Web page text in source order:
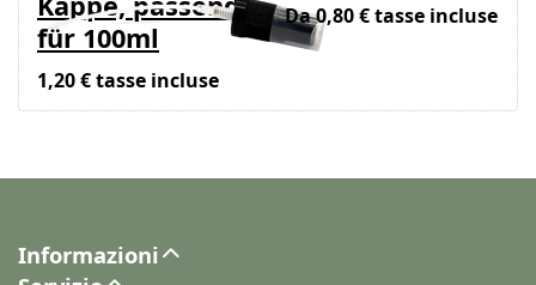
für 100ml
1,20 € tasse incluse
Da 0,80 € tasse incluse
Informazioni